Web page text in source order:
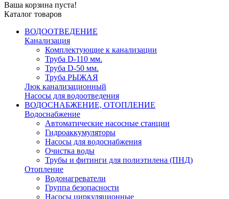
Ваша корзина пуста!
Каталог товаров
ВОДООТВЕДЕНИЕ
Канализация
Комплектующие к канализации
Труба D-110 мм.
Труба D-50 мм.
Труба РЫЖАЯ
Люк канализационный
Насосы для водоотведения
ВОДОСНАБЖЕНИЕ, ОТОПЛЕНИЕ
Водоснабжение
Автоматичеcкие насосные станции
Гидроаккумуляторы
Насосы для водоснабжения
Очистка воды
Трубы и фитинги для полиэтилена (ПНД)
Отопление
Водонагреватели
Группа безопасности
Насосы циркуляционные